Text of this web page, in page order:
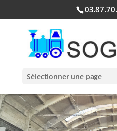
Sélectionner une page